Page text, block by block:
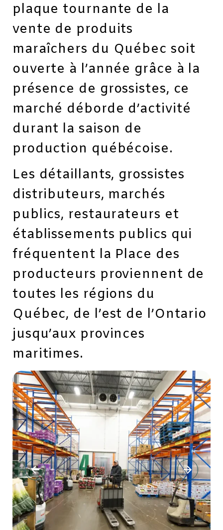
plaque tournante de la
vente de produits
maraîchers du Québec soit
ouverte à l’année grâce à la
présence de grossistes, ce
marché déborde d’activité
durant la saison de
production québécoise.
Les détaillants, grossistes
distributeurs, marchés
publics, restaurateurs et
établissements publics qui
fréquentent la Place des
producteurs proviennent de
toutes les régions du
Québec, de l’est de l’Ontario
jusqu’aux provinces
maritimes.